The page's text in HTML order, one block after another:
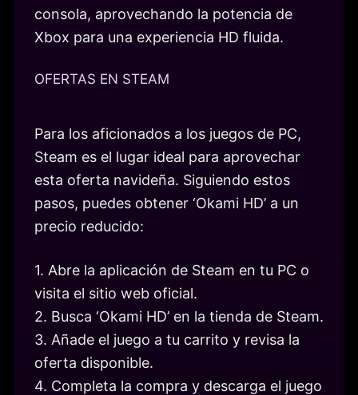
consola, aprovechando la potencia de
Xbox para una experiencia HD fluida.
OFERTAS EN STEAM
Para los aficionados a los juegos de PC,
Steam es el lugar ideal para aprovechar
esta oferta navideña. Siguiendo estos
pasos, puedes obtener ‘Okami HD’ a un
precio reducido:
1. Abre la aplicación de Steam en tu PC o
visita el sitio web oficial.
2. Busca ‘Okami HD’ en la tienda de Steam.
3. Añade el juego a tu carrito y revisa la
oferta disponible.
4. Completa la compra y descarga el juego